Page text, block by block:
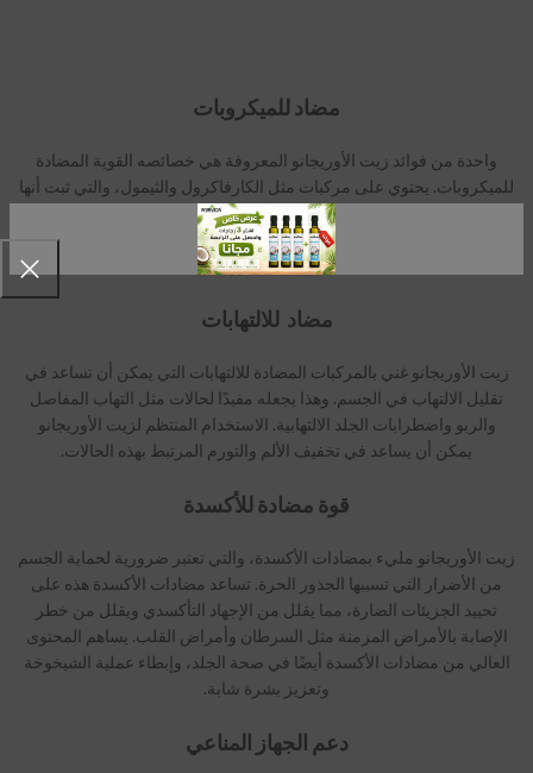
مضاد للميكروبات
واحدة من فوائد زيت الأوريجانو المعروفة هي خصائصه القوية المضادة
للميكروبات. يحتوي على مركبات مثل الكارفاكرول والثيمول، والتي ثبت أنها
تمنع نمو البكتيريا والفطريات والفيروسات. يمكن استخدام زيت الأوريجانو
لعلاج الالتهابات البكتيرية والالتهابات الفطرية مثل قدم الرياضي وحتى بعض
الالتهابات الفيروسية.
مضاد للالتهابات
زيت الأوريجانو غني بالمركبات المضادة للالتهابات التي يمكن أن تساعد في
تقليل الالتهاب في الجسم. وهذا يجعله مفيدًا لحالات مثل التهاب المفاصل
والربو واضطرابات الجلد الالتهابية. الاستخدام المنتظم لزيت الأوريجانو
يمكن أن يساعد في تخفيف الألم والتورم المرتبط بهذه الحالات.
قوة مضادة للأكسدة
زيت الأوريجانو مليء بمضادات الأكسدة، والتي تعتبر ضرورية لحماية الجسم
من الأضرار التي تسببها الجذور الحرة. تساعد مضادات الأكسدة هذه على
تحييد الجزيئات الضارة، مما يقلل من الإجهاد التأكسدي ويقلل من خطر
الإصابة بالأمراض المزمنة مثل السرطان وأمراض القلب. يساهم المحتوى
العالي من مضادات الأكسدة أيضًا في صحة الجلد، وإبطاء عملية الشيخوخة
وتعزيز بشرة شابة.
دعم الجهاز المناعي